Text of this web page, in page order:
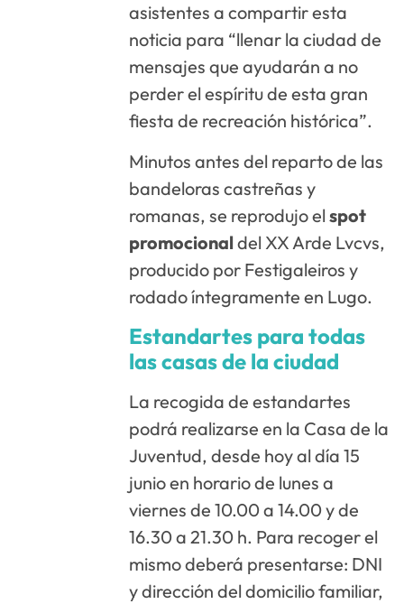
asistentes a compartir esta
noticia para “llenar la ciudad de
mensajes que ayudarán a no
perder el espíritu de esta gran
fiesta de recreación histórica”.
Minutos antes del reparto de las
bandeloras castreñas y
romanas, se reprodujo elspot
promocionaldel XX Arde Lvcvs,
producido por Festigaleiros y
rodado íntegramente en Lugo.
Estandartes para todas
las casas de la ciudad
La recogida de estandartes
podrá realizarse en la Casa de la
Juventud, desde hoy al día 15
junio en horario de lunes a
viernes de 10.00 a 14.00 y de
16.30 a 21.30 h. Para recoger el
mismo deberá presentarse: DNI
y dirección del domicilio familiar,